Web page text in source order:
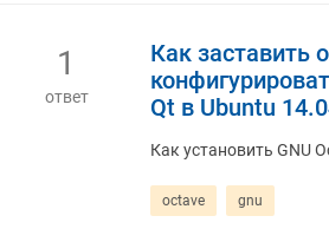
1
ответ
Как заставить
Qt в Ubuntu
Как установить GNU
octave gnu